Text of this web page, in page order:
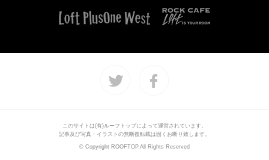
このサイトは(有)ルーフトップによって運営されています。
記事及び写真・イラストの無断復転載は固くお断り致します。
© Copyright ROOFTOP.All Rights Reserved